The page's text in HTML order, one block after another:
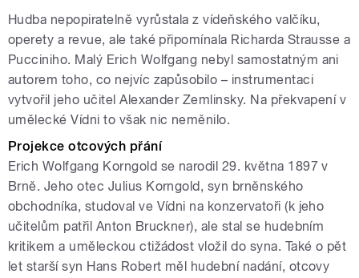
Hudba nepopiratelně vyrůstala z vídeňského valčíku,
operety a revue, ale také připomínala Richarda Strausse a
Pucciniho. Malý Erich Wolfgang nebyl samostatným ani
autorem toho, co nejvíc zapůsobilo – instrumentaci
vytvořil jeho učitel Alexander Zemlinsky. Na překvapení v
umělecké Vídni to však nic neměnilo.
Projekce otcových přání
Erich Wolfgang Korngold se narodil 29. května 1897 v
Brně. Jeho otec Julius Korngold, syn brněnského
obchodníka, studoval ve Vídni na konzervatoři (k jeho
učitelům patřil Anton Bruckner), ale stal se hudebním
kritikem a uměleckou ctižádost vložil do syna. Také o pět
let starší syn Hans Robert měl hudební nadání, otcovy